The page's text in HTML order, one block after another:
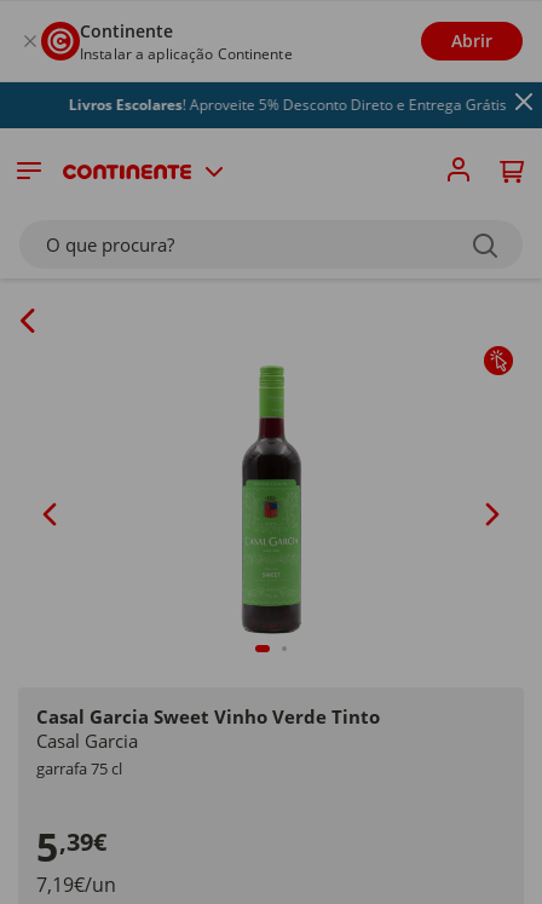
Continente
Instalar a aplicação Continente
Abrir
Livros Escolares! Aproveite 5% Desconto Direto e Entrega Grátis
O que procura?
Casal Garcia Sweet Vinho Verde Tinto
Casal Garcia
garrafa 75 cl
5,39€
7,19€/un